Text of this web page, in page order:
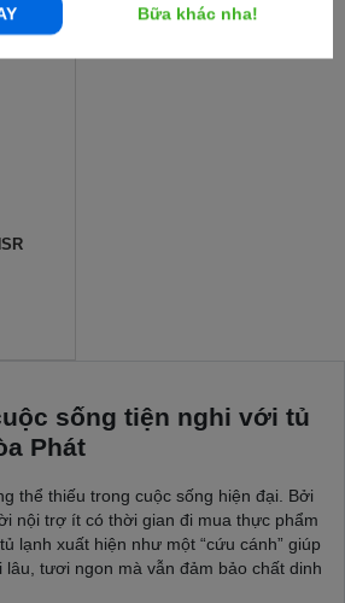
sống tiện nghi với tủ
Phát
thể thiếu trong cuộc sống hiện đại. Bởi
nội trợ ít có thời gian đi mua thực phẩm
lạnh xuất hiện như một “cứu cánh” giúp
lâu, tươi ngon mà vẫn đảm bảo chất dinh
Bữa khác nha!